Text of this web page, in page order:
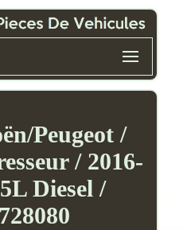
Peugeot /
/ 2016-
Diesel /